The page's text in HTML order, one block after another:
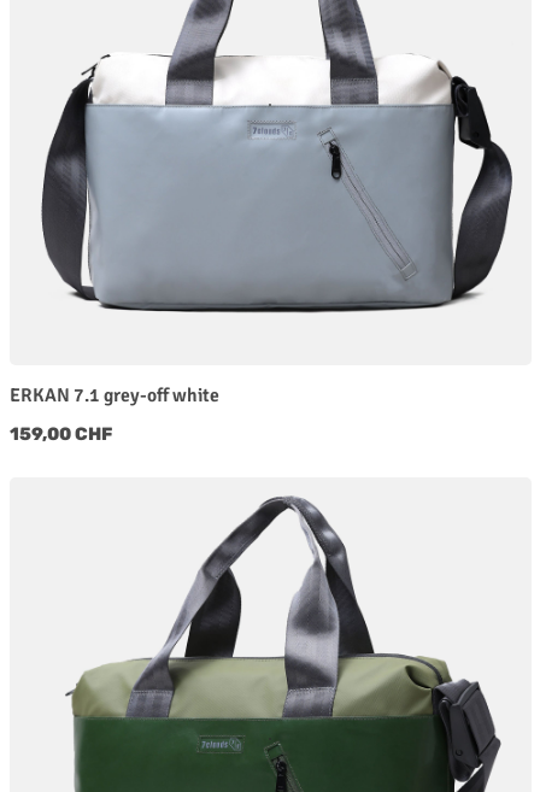
ERKAN 7.1 grey-off white
Regulärer Preis:
159,00 CHF